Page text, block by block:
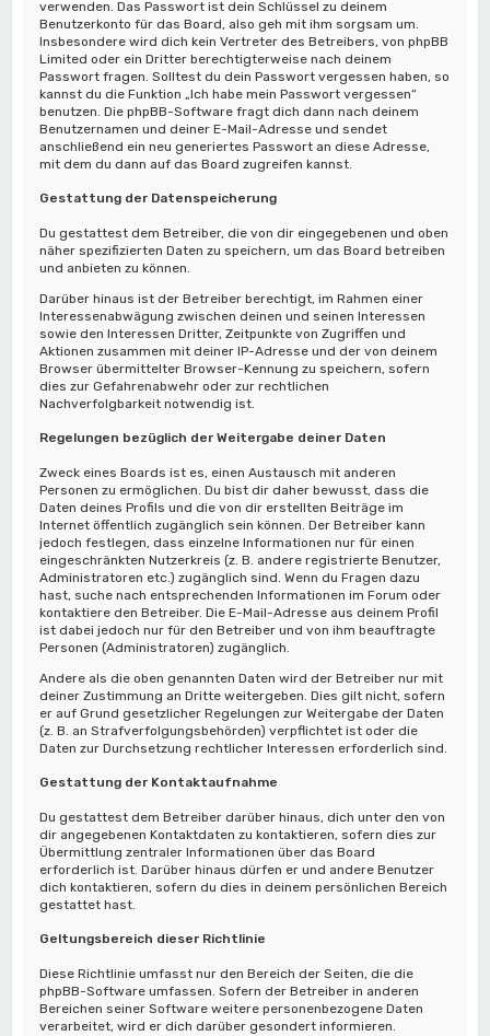
verwenden. Das Passwort ist dein Schlüssel zu deinem
Benutzerkonto für das Board, also geh mit ihm sorgsam um.
Insbesondere wird dich kein Vertreter des Betreibers, von phpBB
Limited oder ein Dritter berechtigterweise nach deinem
Passwort fragen. Solltest du dein Passwort vergessen haben, so
kannst du die Funktion „Ich habe mein Passwort vergessen“
benutzen. Die phpBB-Software fragt dich dann nach deinem
Benutzernamen und deiner E-Mail-Adresse und sendet
anschließend ein neu generiertes Passwort an diese Adresse,
mit dem du dann auf das Board zugreifen kannst.
Gestattung der Datenspeicherung
Du gestattest dem Betreiber, die von dir eingegebenen und oben
näher spezifizierten Daten zu speichern, um das Board betreiben
und anbieten zu können.
Darüber hinaus ist der Betreiber berechtigt, im Rahmen einer
Interessenabwägung zwischen deinen und seinen Interessen
sowie den Interessen Dritter, Zeitpunkte von Zugriffen und
Aktionen zusammen mit deiner IP-Adresse und der von deinem
Browser übermittelter Browser-Kennung zu speichern, sofern
dies zur Gefahrenabwehr oder zur rechtlichen
Nachverfolgbarkeit notwendig ist.
Regelungen bezüglich der Weitergabe deiner Daten
Zweck eines Boards ist es, einen Austausch mit anderen
Personen zu ermöglichen. Du bist dir daher bewusst, dass die
Daten deines Profils und die von dir erstellten Beiträge im
Internet öffentlich zugänglich sein können. Der Betreiber kann
jedoch festlegen, dass einzelne Informationen nur für einen
eingeschränkten Nutzerkreis (z. B. andere registrierte Benutzer,
Administratoren etc.) zugänglich sind. Wenn du Fragen dazu
hast, suche nach entsprechenden Informationen im Forum oder
kontaktiere den Betreiber. Die E-Mail-Adresse aus deinem Profil
ist dabei jedoch nur für den Betreiber und von ihm beauftragte
Personen (Administratoren) zugänglich.
Andere als die oben genannten Daten wird der Betreiber nur mit
deiner Zustimmung an Dritte weitergeben. Dies gilt nicht, sofern
er auf Grund gesetzlicher Regelungen zur Weitergabe der Daten
(z. B. an Strafverfolgungsbehörden) verpflichtet ist oder die
Daten zur Durchsetzung rechtlicher Interessen erforderlich sind.
Gestattung der Kontaktaufnahme
Du gestattest dem Betreiber darüber hinaus, dich unter den von
dir angegebenen Kontaktdaten zu kontaktieren, sofern dies zur
Übermittlung zentraler Informationen über das Board
erforderlich ist. Darüber hinaus dürfen er und andere Benutzer
dich kontaktieren, sofern du dies in deinem persönlichen Bereich
gestattet hast.
Geltungsbereich dieser Richtlinie
Diese Richtlinie umfasst nur den Bereich der Seiten, die die
phpBB-Software umfassen. Sofern der Betreiber in anderen
Bereichen seiner Software weitere personenbezogene Daten
verarbeitet, wird er dich darüber gesondert informieren.